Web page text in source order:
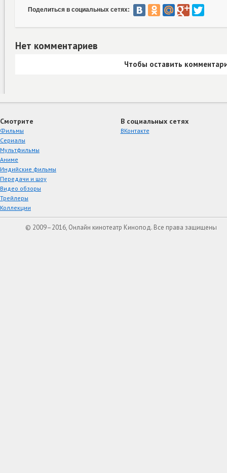
Поделиться в социальных сетях:
Нет комментариев
Чтобы оставить
Смотрите
Фильмы
Сериалы
Мультфильмы
Аниме
Индийские фильмы
Передачи и шоу
Видео обзоры
Трейлеры
Коллекции
В социальных сетях
ВКонтакте
© 2009–2016, Онлайн кинотеатр Кинопод. Все права защищены